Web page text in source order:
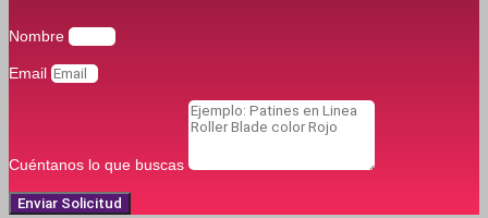
Nombre
Email
Cuéntanos lo que buscas
Enviar Solicitud